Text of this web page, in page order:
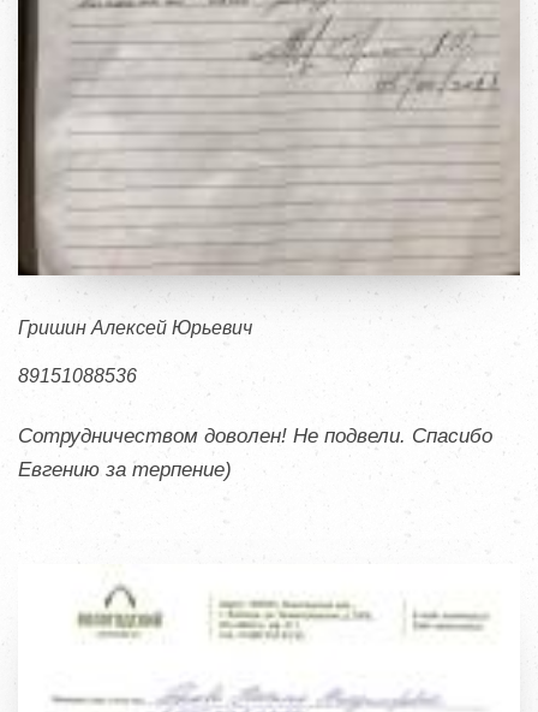
Гришин Алексей Юрьевич
89151088536
Сотрудничеством доволен! Не подвели. Спасибо
Евгению за терпение)